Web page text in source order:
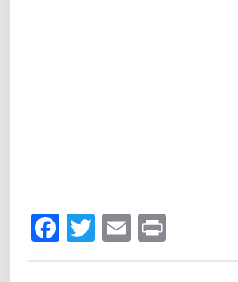
Facebook
Twitter
Email